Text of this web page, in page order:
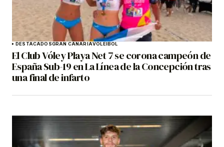
DESTACADOSGRAN CANARIAVOLEIBOL
El Club Vóley Playa Net 7 se corona campeón de
España Sub-19 en La Línea de la Concepción tras
una final de infarto